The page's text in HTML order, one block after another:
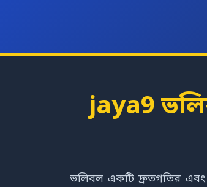
jaya9
ভলিবল একটি দ্রুতগতির এবং